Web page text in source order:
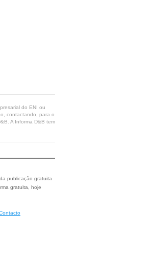
do ENI ou
contactando, para o
A Informa D&B tem
publicação gratuita
gratuita, hoje